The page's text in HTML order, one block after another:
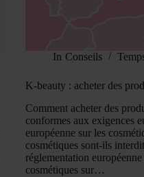
In Conseils
K-beauty : acheter des
Comment acheter des
conformes aux exigences
européenne sur les
cosmétiques sont-ils
réglementation
cosmétiques sur…